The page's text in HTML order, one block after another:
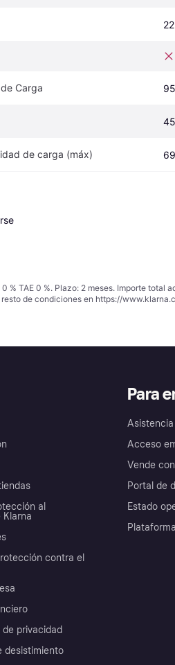
Carga
de carga (máx)
TAE 0 %. Plazo: 2 meses. Importe total
de condiciones en https://
al
Klarna
contra el
privacidad
desistimiento
Para
Acceso
Vende
Portal de
Estado